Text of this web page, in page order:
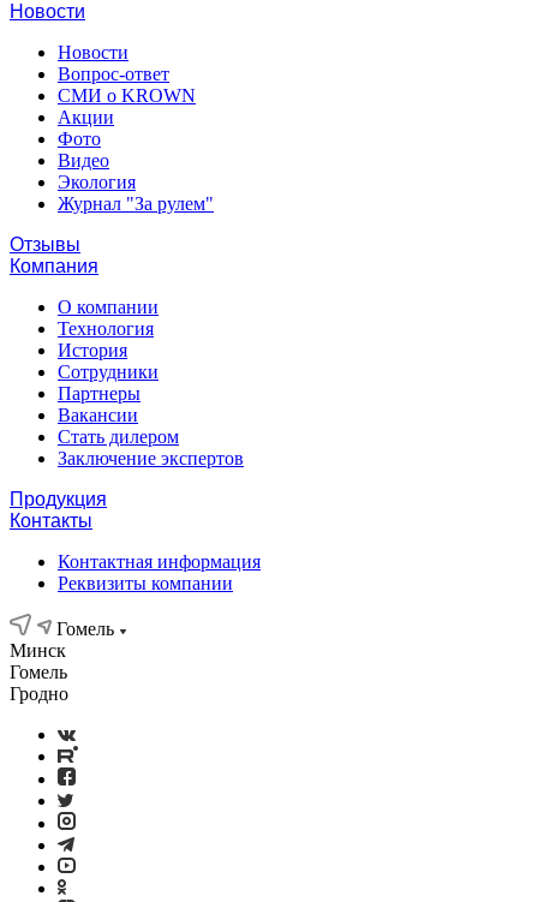
Новости
Новости
Вопрос-ответ
СМИ о KROWN
Акции
Фото
Видео
Экология
Журнал "За рулем"
Отзывы
Компания
О компании
Технология
История
Сотрудники
Партнеры
Вакансии
Стать дилером
Заключение экспертов
Продукция
Контакты
Контактная информация
Реквизиты компании
Гомель
Минск
Гомель
Гродно